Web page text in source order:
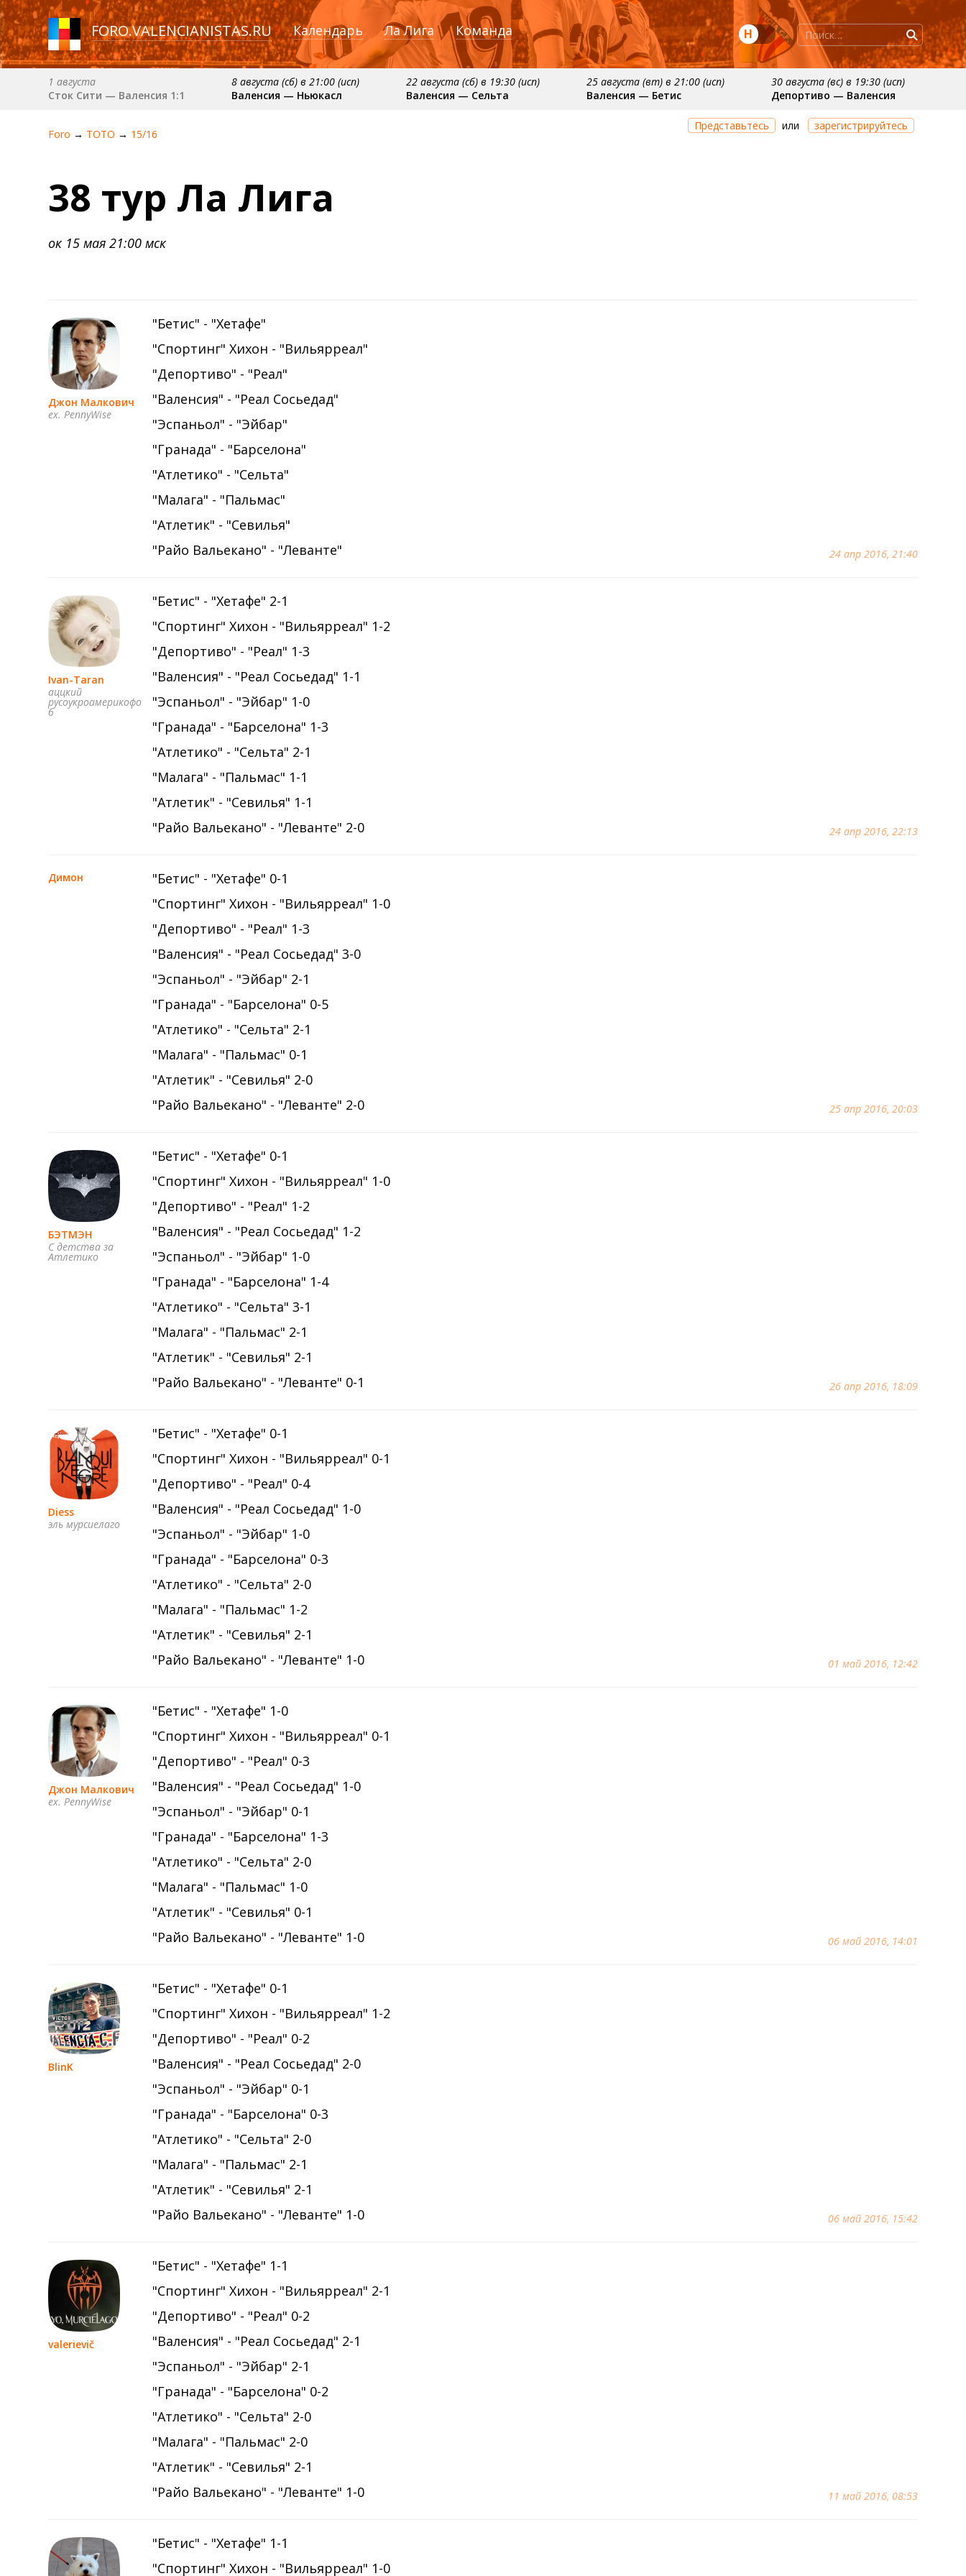
FORO.VALENCIANISTAS.RU Календарь Ла Лига Команда Н
1 августа
Сток Сити — Валенсия 1:1
8 августа (сб) в 21:00 (исп)
Валенсия — Ньюкасл
22 августа (сб) в 19:30 (исп)
Валенсия — Сельта
25 августа (вт) в 21:00 (исп)
Валенсия — Бетис
30 августа (вс) в 19:30 (исп)
Депортиво — Валенсия
Валенсия — Барселона
примерно 11 октября
Расинг — Валенсия
Foro → ТОТО → 15/16
Представьтесь или зарегистрируйтесь
38 тур Ла Лига
ок 15 мая 21:00 мск
Джон Малкович
ex. PennyWise
24 апр 2016, 21:40
"Бетис" - "Хетафе"
"Спортинг" Хихон - "Вильярреал"
"Депортиво" - "Реал"
"Валенсия" - "Реал Сосьедад"
"Эспаньол" - "Эйбар"
"Гранада" - "Барселона"
"Атлетико" - "Сельта"
"Малага" - "Пальмас"
"Атлетик" - "Севилья"
"Райо Вальекано" - "Леванте"
Ivan-Taran
аццкий
русоукроамерикофо
б
24 апр 2016, 22:13
"Бетис" - "Хетафе" 2-1
"Спортинг" Хихон - "Вильярреал" 1-2
"Депортиво" - "Реал" 1-3
"Валенсия" - "Реал Сосьедад" 1-1
"Эспаньол" - "Эйбар" 1-0
"Гранада" - "Барселона" 1-3
"Атлетико" - "Сельта" 2-1
"Малага" - "Пальмас" 1-1
"Атлетик" - "Севилья" 1-1
"Райо Вальекано" - "Леванте" 2-0
Димон
25 апр 2016, 20:03
"Бетис" - "Хетафе" 0-1
"Спортинг" Хихон - "Вильярреал" 1-0
"Депортиво" - "Реал" 1-3
"Валенсия" - "Реал Сосьедад" 3-0
"Эспаньол" - "Эйбар" 2-1
"Гранада" - "Барселона" 0-5
"Атлетико" - "Сельта" 2-1
"Малага" - "Пальмас" 0-1
"Атлетик" - "Севилья" 2-0
"Райо Вальекано" - "Леванте" 2-0
БЭТМЭН
С детства за
Атлетико
26 апр 2016, 18:09
"Бетис" - "Хетафе" 0-1
"Спортинг" Хихон - "Вильярреал" 1-0
"Депортиво" - "Реал" 1-2
"Валенсия" - "Реал Сосьедад" 1-2
"Эспаньол" - "Эйбар" 1-0
"Гранада" - "Барселона" 1-4
"Атлетико" - "Сельта" 3-1
"Малага" - "Пальмас" 2-1
"Атлетик" - "Севилья" 2-1
"Райо Вальекано" - "Леванте" 0-1
Diess
эль мурсиелаго
01 май 2016, 12:42
"Бетис" - "Хетафе" 0-1
"Спортинг" Хихон - "Вильярреал" 0-1
"Депортиво" - "Реал" 0-4
"Валенсия" - "Реал Сосьедад" 1-0
"Эспаньол" - "Эйбар" 1-0
"Гранада" - "Барселона" 0-3
"Атлетико" - "Сельта" 2-0
"Малага" - "Пальмас" 1-2
"Атлетик" - "Севилья" 2-1
"Райо Вальекано" - "Леванте" 1-0
Джон Малкович
ex. PennyWise
06 май 2016, 14:01
"Бетис" - "Хетафе" 1-0
"Спортинг" Хихон - "Вильярреал" 0-1
"Депортиво" - "Реал" 0-3
"Валенсия" - "Реал Сосьедад" 1-0
"Эспаньол" - "Эйбар" 0-1
"Гранада" - "Барселона" 1-3
"Атлетико" - "Сельта" 2-0
"Малага" - "Пальмас" 1-0
"Атлетик" - "Севилья" 0-1
"Райо Вальекано" - "Леванте" 1-0
BlinK
06 май 2016, 15:42
"Бетис" - "Хетафе" 0-1
"Спортинг" Хихон - "Вильярреал" 1-2
"Депортиво" - "Реал" 0-2
"Валенсия" - "Реал Сосьедад" 2-0
"Эспаньол" - "Эйбар" 0-1
"Гранада" - "Барселона" 0-3
"Атлетико" - "Сельта" 2-0
"Малага" - "Пальмас" 2-1
"Атлетик" - "Севилья" 2-1
"Райо Вальекано" - "Леванте" 1-0
valerievič
11 май 2016, 08:53
"Бетис" - "Хетафе" 1-1
"Спортинг" Хихон - "Вильярреал" 2-1
"Депортиво" - "Реал" 0-2
"Валенсия" - "Реал Сосьедад" 2-1
"Эспаньол" - "Эйбар" 2-1
"Гранада" - "Барселона" 0-2
"Атлетико" - "Сельта" 2-0
"Малага" - "Пальмас" 2-0
"Атлетик" - "Севилья" 2-1
"Райо Вальекано" - "Леванте" 1-0
"Бетис" - "Хетафе" 1-1
"Спортинг" Хихон - "Вильярреал" 1-0